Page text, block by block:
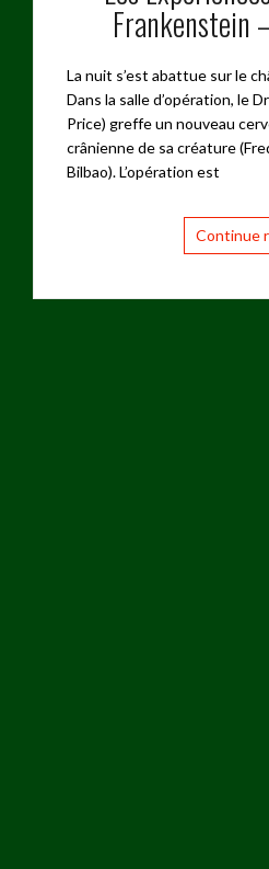
Frankenstein
La nuit s’est abattue sur le
Dans la salle d’opération, le
Price) greffe un nouveau
crânienne de sa créature
Bilbao). L’opération est
Continue